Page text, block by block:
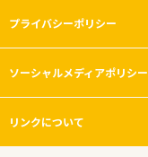
プライバシーポリシー
ソーシャルメディアポリシー
リンクについて